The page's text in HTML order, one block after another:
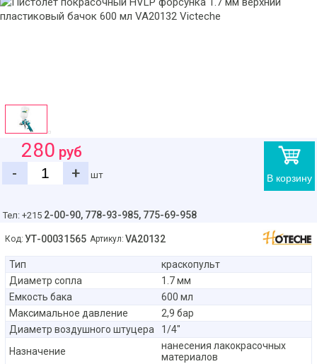
В корзину
280 руб
-
+ шт
Тел: +215 2-00-90, 778-93-985, 775-69-958
Код: УТ-00031565 Артикул: VA20132
Тип
краскопульт
Диаметр сопла
1.7 мм
Емкость бака
600 мл
Максимальное давление
2,9 бар
Диаметр воздушного штуцера
1/4"
Назначение
нанесения лакокрасочных
материалов